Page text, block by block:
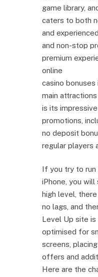
game library,
caters to both
and
and non-stop
premium
online
casino bonuses
main attractions
is its
promotions,
no deposit
regular players
If you try to run
iPhone, you
high level, there
no lags, and
Level Up site
optimised for
screens,
offers and
Here are the